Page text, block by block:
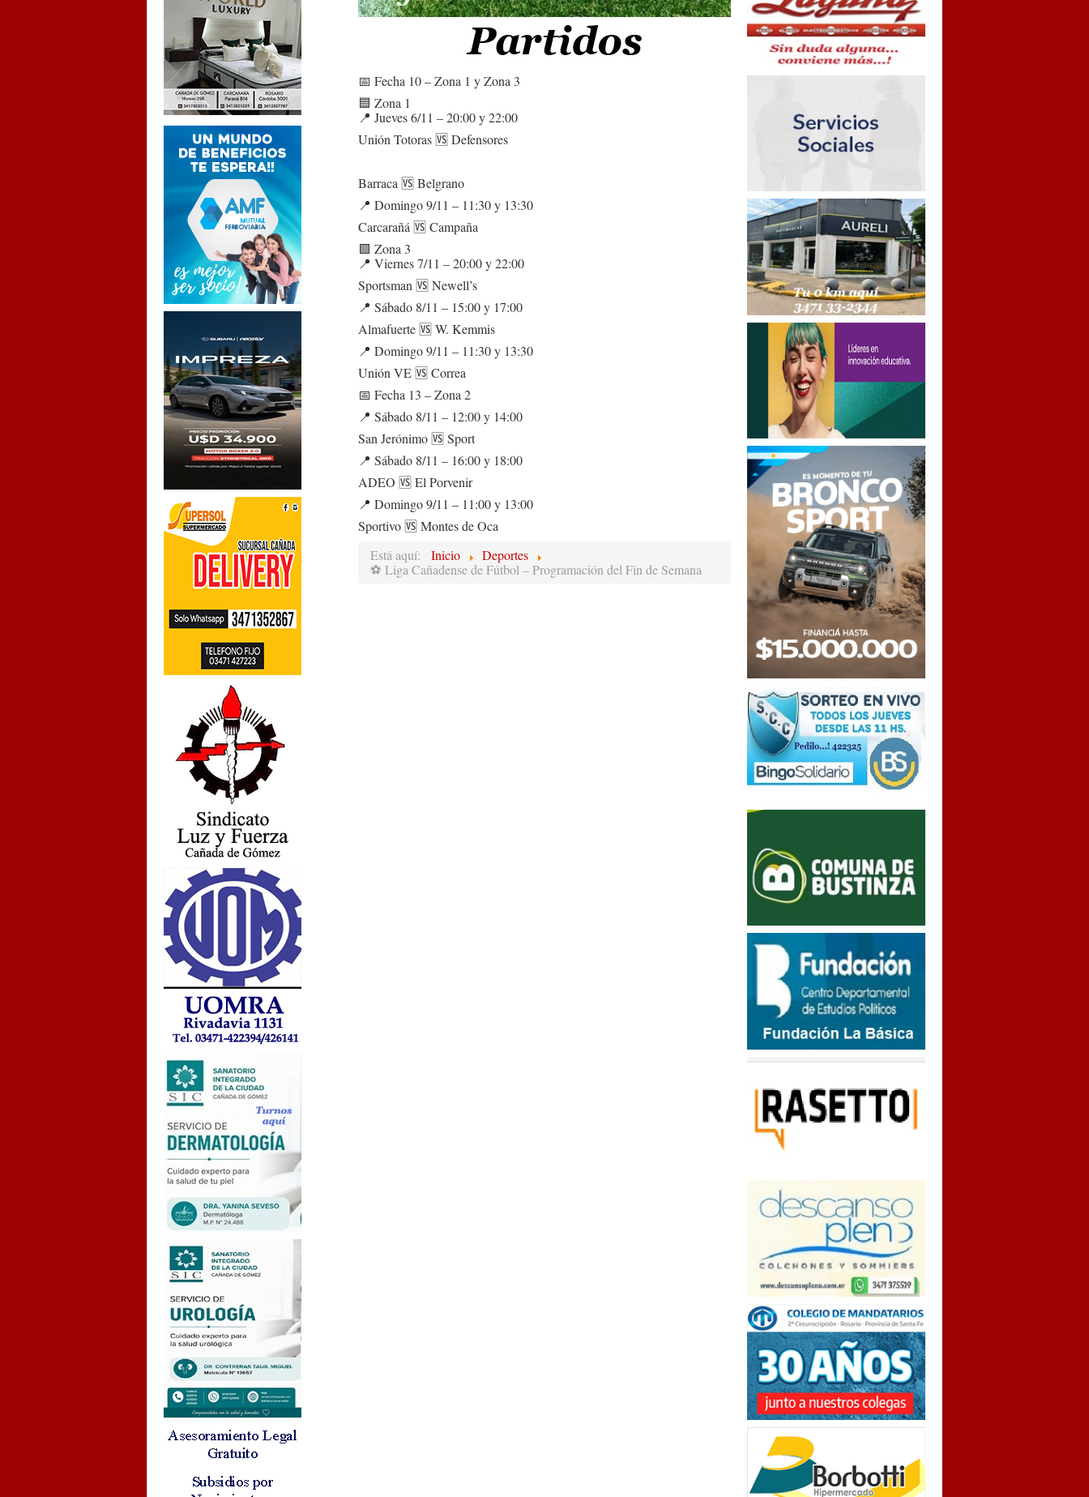
📅 Fecha 10 – Zona 1 y Zona 3
🟦 Zona 1
📍 Jueves 6/11 – 20:00 y 22:00
Unión Totoras 🆚 Defensores
Barraca 🆚 Belgrano
📍 Domingo 9/11 – 11:30 y 13:30
Carcarañá 🆚 Campaña
🟩 Zona 3
📍 Viernes 7/11 – 20:00 y 22:00
Sportsman 🆚 Newell’s
📍 Sábado 8/11 – 15:00 y 17:00
Almafuerte 🆚 W. Kemmis
📍 Domingo 9/11 – 11:30 y 13:30
Unión VE 🆚 Correa
📅 Fecha 13 – Zona 2
📍 Sábado 8/11 – 12:00 y 14:00
San Jerónimo 🆚 Sport
📍 Sábado 8/11 – 16:00 y 18:00
ADEO 🆚 El Porvenir
📍 Domingo 9/11 – 11:00 y 13:00
Sportivo 🆚 Montes de Oca
Está aquí:
Inicio
Deportes
⚽ Liga Cañadense de Fútbol – Programación del Fin de Semana